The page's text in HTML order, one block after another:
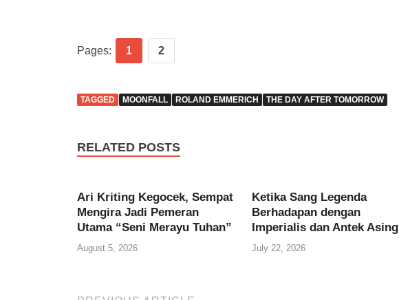
Pages: 1 2
TAGGED MOONFALL ROLAND EMMERICH THE DAY AFTER TOMORROW
RELATED POSTS
Ari Kriting Kegocek, Sempat
Mengira Jadi Pemeran
Utama “Seni Merayu Tuhan”
August 5, 2026
Ketika Sang Legenda
Berhadapan dengan
Imperialis dan Antek Asing
July 22, 2026